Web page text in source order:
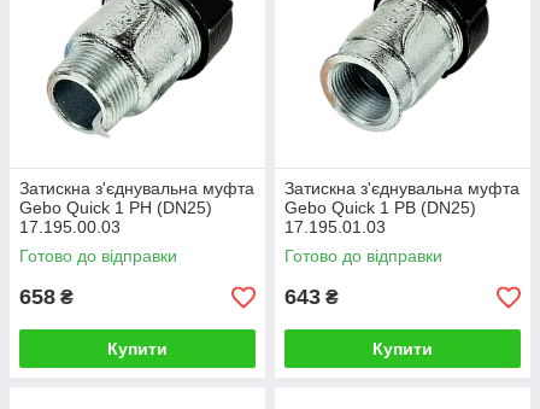
Затискна з'єднувальна муфта
Gebo Quick 1 РН (DN25)
17.195.00.03
Готово до відправки
658 ₴
Купити
Затискна з'єднувальна муфта
Gebo Quick 1 РВ (DN25)
17.195.01.03
Готово до відправки
643 ₴
Купити